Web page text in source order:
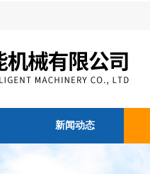
新闻动态